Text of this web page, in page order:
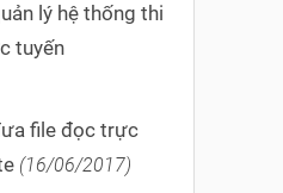
lý hệ thống thi
tuyến
file đọc trực
(16/06/2017)